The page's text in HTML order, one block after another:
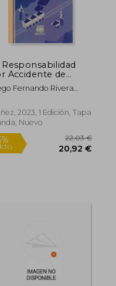
5%
Responsabilidad
Accidente de
o Enfermedad
en la Minería
Fernando Rivera
2023, 1 Edición, Tapa
Nuevo